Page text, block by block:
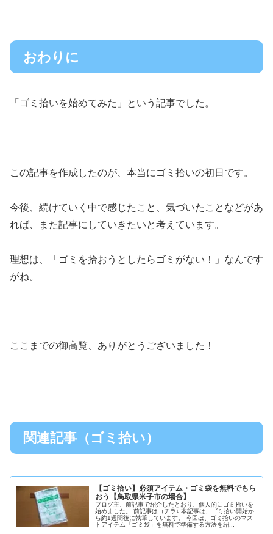
おわりに
「ゴミ拾いを始めてみた」という記事でした。
この記事を作成したのが、本当にゴミ拾いの初日です。
今後、続けていく中で感じたこと、気づいたことなどがあ
れば、また記事にしていきたいと考えています。
理想は、「ゴミを拾おうとしたらゴミがない！」なんです
がね。
ここまでの御高覧、ありがとうございました！
関連記事（ゴミ拾い）
【ゴミ拾い】必須アイテム・ゴミ袋を無料でもら
おう【鳥取県米子市の場合】
ブログ主、前記事で紹介したとおり、個人的にゴミ拾いを
始めました。 前記事はコチラ↓ 本記事は、ゴミ拾い開始か
ら約1週間後に執筆しています。 今回は、ゴミ拾いのマス
トアイテム「ゴミ袋」を無料で準備する方法を紹...